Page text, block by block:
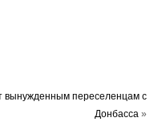
вынужденным переселенцам с
Донбасса »